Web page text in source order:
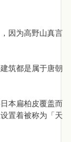
因为高野山真言
筑都是属于唐朝
本扁柏皮覆盖而
置着被称为「天